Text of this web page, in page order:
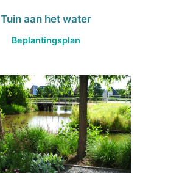
Tuin aan het water
Beplantingsplan